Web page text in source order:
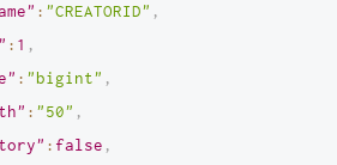
: "CREATORID" ,
: 1 ,
: "bigint" ,
: "50" ,
: false ,